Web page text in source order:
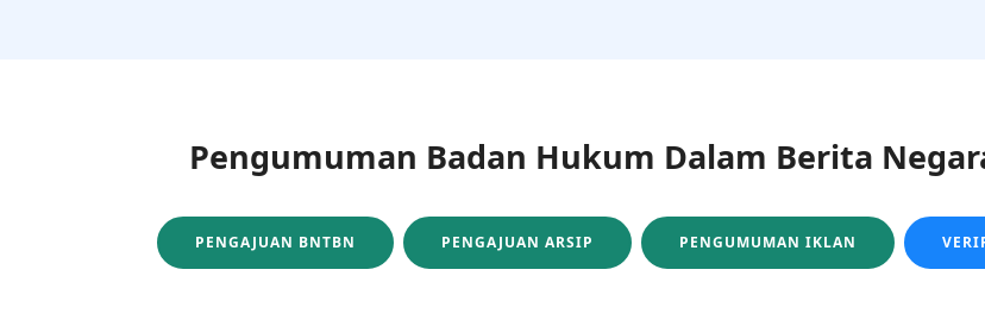
Pengumuman Badan Hukum Dalam Berita
PENGAJUAN BNTBN PENGAJUAN ARSIP PENGUMUMAN IKLAN